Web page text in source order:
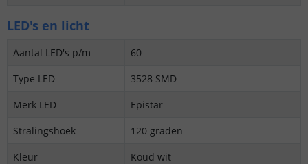
LED's en licht
Aantal LED's p/m
60
Type LED
3528 SMD
Merk LED
Epistar
Stralingshoek
120 graden
Kleur
Koud wit